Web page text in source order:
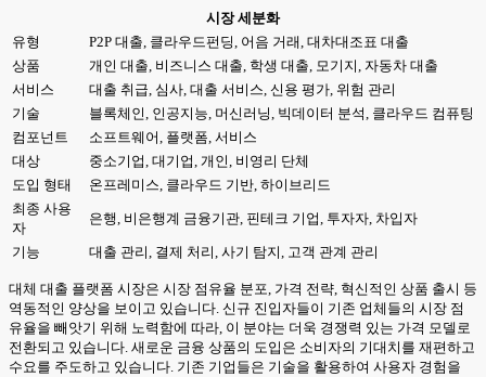
시장 세분화
유형
P2P 대출, 클라우드펀딩, 어음 거래, 대차대조표 대출
상품
개인 대출, 비즈니스 대출, 학생 대출, 모기지, 자동차 대출
서비스
대출 취급, 심사, 대출 서비스, 신용 평가, 위험 관리
기술
블록체인, 인공지능, 머신러닝, 빅데이터 분석, 클라우드 컴퓨팅
컴포넌트
소프트웨어, 플랫폼, 서비스
대상
중소기업, 대기업, 개인, 비영리 단체
도입 형태
온프레미스, 클라우드 기반, 하이브리드
최종 사용
자
은행, 비은행계 금융기관, 핀테크 기업, 투자자, 차입자
기능 대출 관리, 결제 처리, 사기 탐지, 고객 관계 관리
대체 대출 플랫폼 시장은 시장 점유율 분포, 가격 전략, 혁신적인 상품 출시 등
역동적인 양상을 보이고 있습니다. 신규 진입자들이 기존 업체들의 시장 점
유율을 빼앗기 위해 노력함에 따라, 이 분야는 더욱 경쟁력 있는 가격 모델로
전환되고 있습니다. 새로운 금융 상품의 도입은 소비자의 기대치를 재편하고
수요를 주도하고 있습니다. 기존 기업들은 기술을 활용하여 사용자 경험을